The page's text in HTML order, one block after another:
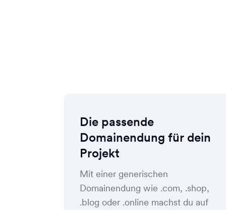
Die passende
Domainendung für dein
Projekt
Mit einer generischen
Domainendung wie .com, .shop,
.blog oder .online machst du auf